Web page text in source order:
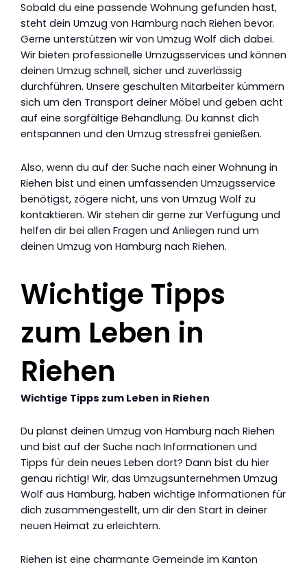
Sobald du eine passende Wohnung gefunden hast,
steht dein Umzug von Hamburg nach Riehen bevor.
Gerne unterstützen wir von Umzug Wolf dich dabei.
Wir bieten professionelle Umzugsservices und können
deinen Umzug schnell, sicher und zuverlässig
durchführen. Unsere geschulten Mitarbeiter kümmern
sich um den Transport deiner Möbel und geben acht
auf eine sorgfältige Behandlung. Du kannst dich
entspannen und den Umzug stressfrei genießen.
Also, wenn du auf der Suche nach einer Wohnung in
Riehen bist und einen umfassenden Umzugsservice
benötigst, zögere nicht, uns von Umzug Wolf zu
kontaktieren. Wir stehen dir gerne zur Verfügung und
helfen dir bei allen Fragen und Anliegen rund um
deinen Umzug von Hamburg nach Riehen.
Wichtige Tipps
zum Leben in
Riehen
Wichtige Tipps zum Leben in Riehen
Du planst deinen Umzug von Hamburg nach Riehen
und bist auf der Suche nach Informationen und
Tipps für dein neues Leben dort? Dann bist du hier
genau richtig! Wir, das Umzugsunternehmen Umzug
Wolf aus Hamburg, haben wichtige Informationen für
dich zusammengestellt, um dir den Start in deiner
neuen Heimat zu erleichtern.
Riehen ist eine charmante Gemeinde im Kanton